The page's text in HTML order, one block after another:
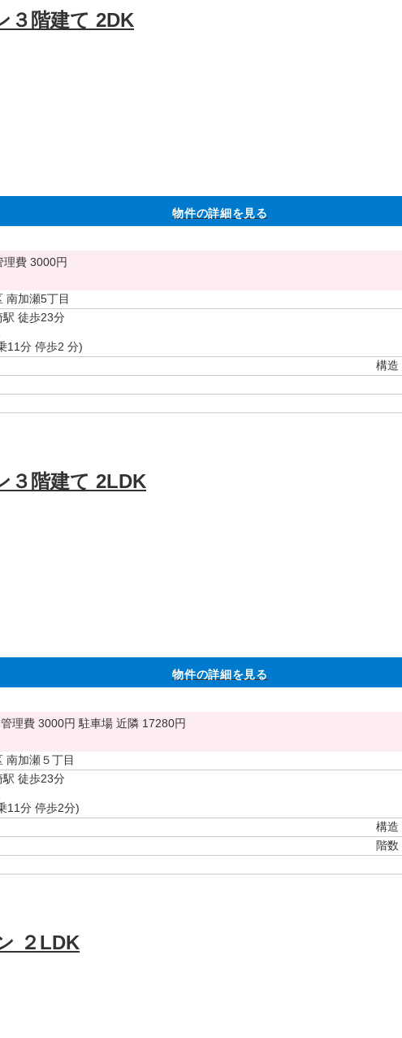
３階建て 2DK
物件の詳細を見る
理費 3000円
南加瀬5丁目
駅 徒歩23分
11分 停歩2 分)
構造
３階建て 2LDK
物件の詳細を見る
理費 3000円 駐車場 近隣 17280円
南加瀬５丁目
駅 徒歩23分
11分 停歩2分)
構造
階数
２LDK